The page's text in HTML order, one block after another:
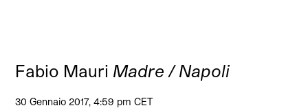
Fabio Mauri Madre / Napoli
30 Gennaio 2017, 4:59 pm CET